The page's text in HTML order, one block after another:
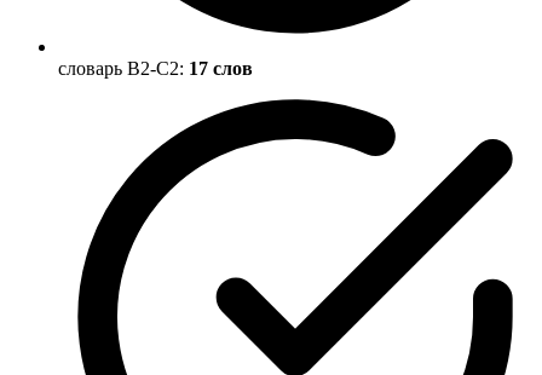
словарь B2-C2: 17 слов